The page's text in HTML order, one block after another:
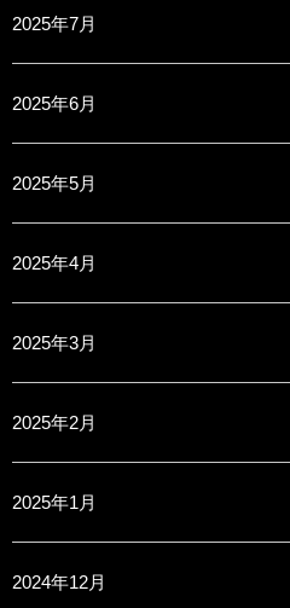
2025年7月
2025年6月
2025年5月
2025年4月
2025年3月
2025年2月
2025年1月
2024年12月